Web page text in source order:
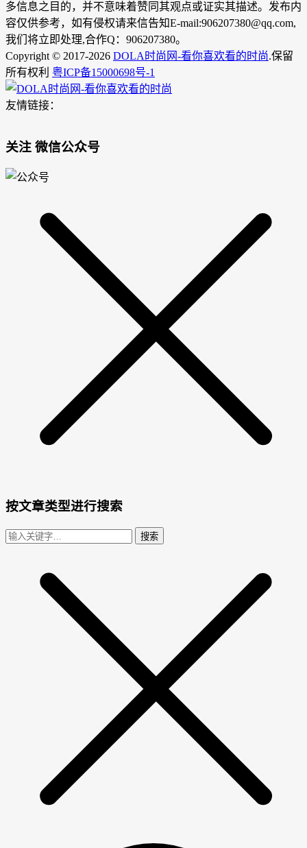
多信息之目的，并不意味着赞同其观点或证实其描述。发布内
容仅供参考，如有侵权请来信告知E-mail:906207380@qq.com,
我们将立即处理,合作Q：906207380。
Copyright © 2017-2026 DOLA时尚网-看你喜欢看的时尚.保留
所有权利 粤ICP备15000698号-1
友情链接：
关注 微信公众号
按文章类型进行搜索